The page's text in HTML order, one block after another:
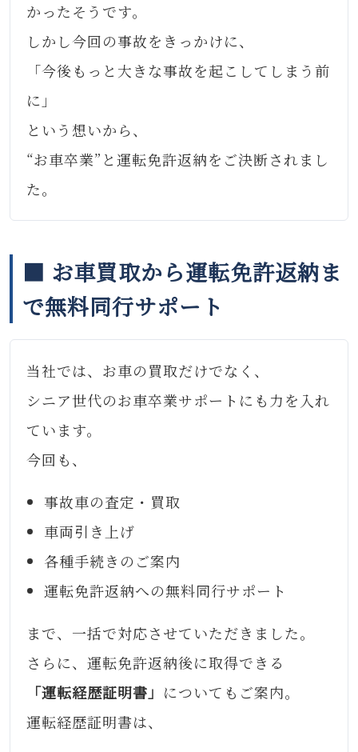
かったそうです。
しかし今回の事故をきっかけに、
「今後もっと大きな事故を起こしてしまう前
に」
という想いから、
“お車卒業”と運転免許返納をご決断されまし
た。
■ お車買取から運転免許返納ま
で無料同行サポート
当社では、お車の買取だけでなく、
シニア世代のお車卒業サポートにも力を入れ
ています。
今回も、
事故車の査定・買取
車両引き上げ
各種手続きのご案内
運転免許返納への無料同行サポート
まで、一括で対応させていただきました。
さらに、運転免許返納後に取得できる
「運転経歴証明書」 についてもご案内。
運転経歴証明書は、